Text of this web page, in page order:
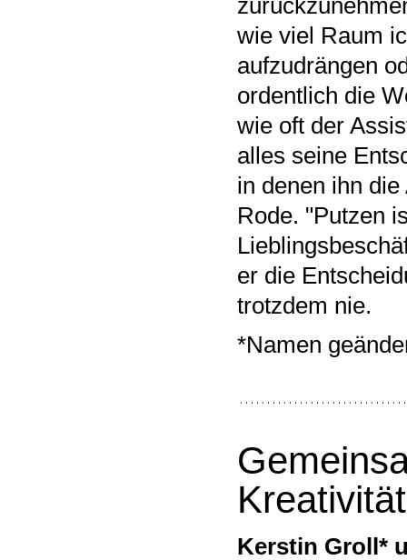
wie viel Raum
aufzudrängen
ordentlich die
wie oft der
alles seine
in denen ihn
Rode. "Putzen
er die
trotzdem nie.
*Namen
Kreativität
Kerstin Groll*